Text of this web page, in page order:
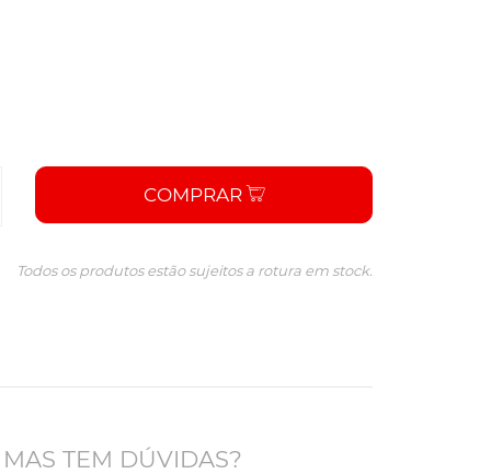
COMPRAR
Todos os produtos estão sujeitos a rotura em stock.
TEM DÚVIDAS?